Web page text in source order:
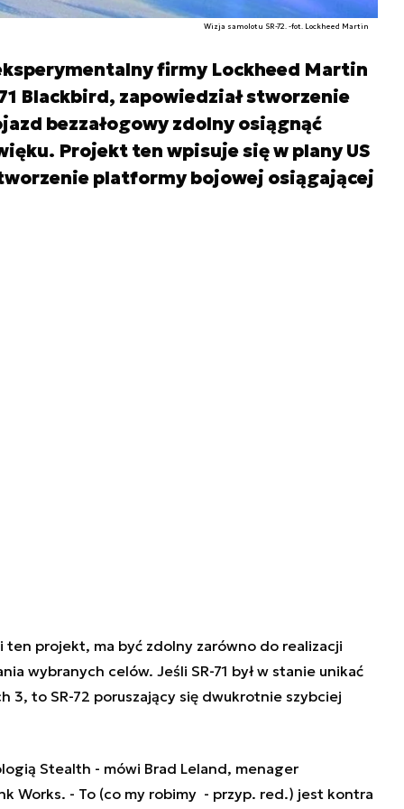
Wizja samolotu SR-72. -fot. Lockheed Martin
firmy Lockheed Martin
Blackbird, zapowiedział stworzenie
bezzałogowy zdolny osiągnąć
Projekt ten wpisuje się w plany US
platformy bojowej osiągającej
ten projekt, ma być zdolny zarówno do realizacji
wybranych celów. Jeśli SR-71 był w stanie unikać
3, to SR-72 poruszający się dwukrotnie szybciej
Stealth - mówi Brad Leland, menager
Works. - To(co my robimy - przyp. red.) jest kontra